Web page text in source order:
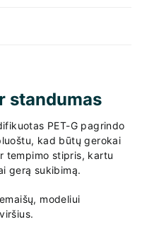
standumas
PET-G pagrindo
kad būtų gerokai
tempimo stipris, kartu
gerą sukibimą.
modeliui